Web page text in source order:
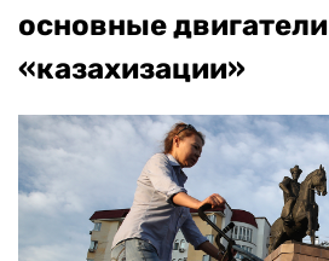
основные двигатели
«казахизации»